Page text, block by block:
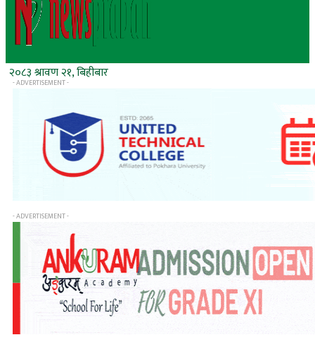
२०८३ श्रावण २१, बिहीबार
- ADVERTISEMENT -
- ADVERTISEMENT -